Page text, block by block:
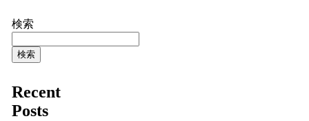
検索
検索
Recent
Posts